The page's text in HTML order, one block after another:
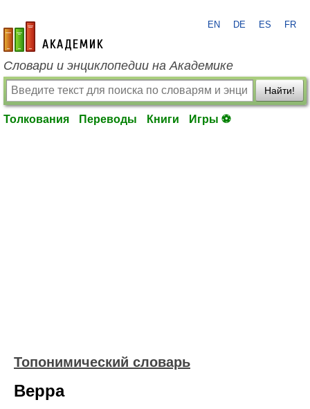
academic.ru
EN DE ES FR
Словари и энциклопедии на Академике
Найти!
Толкования Переводы Книги Игры ⚽
Топонимический словарь
Верра